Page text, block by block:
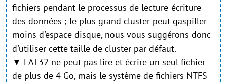
fichiers pendant le processus de lecture-écriture
des données ; le plus grand cluster peut gaspiller
moins d'espace disque, nous vous suggérons donc
d'utiliser cette taille de cluster par défaut.
▼ FAT32 ne peut pas lire et écrire un seul fichier
de plus de 4 Go, mais le système de fichiers NTFS